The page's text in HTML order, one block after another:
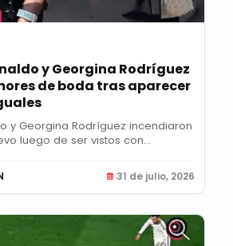
y Georgina Rodríguez
de boda tras aparecer
y Georgina Rodríguez incendiaron
luego de ser vistos con...
31 de julio, 2026